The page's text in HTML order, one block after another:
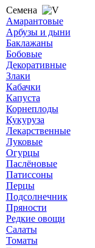
Семена
Амарантовые
Арбузы и дыни
Баклажаны
Бобовые
Декоративные
Злаки
Кабачки
Капуста
Корнеплоды
Кукуруза
Лекарственные
Луковые
Огурцы
Паслёновые
Патиссоны
Перцы
Подсолнечник
Пряности
Редкие овощи
Салаты
Томаты